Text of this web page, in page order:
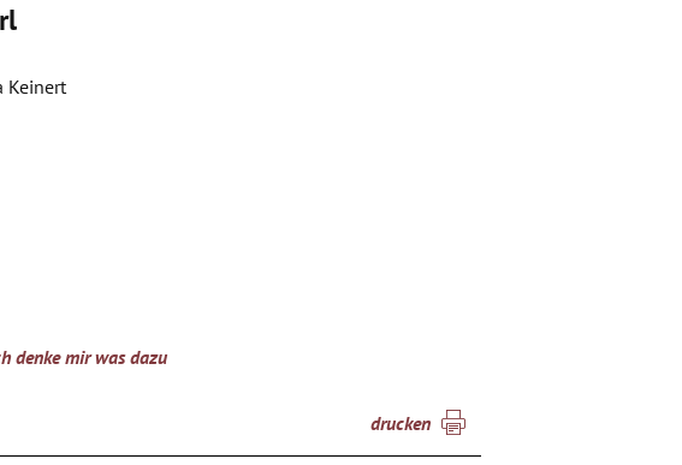
Keinert
denke mir was dazu
drucken